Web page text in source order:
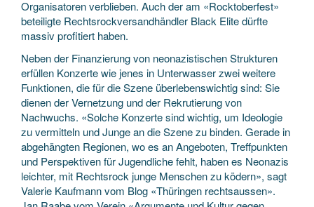
Organisatoren verblieben. Auch der am «Rocktoberfest»
beteiligte Rechtsrockversandhändler Black Elite dürfte
massiv profitiert haben.
Neben der Finanzierung von neonazistischen Strukturen
erfüllen Konzerte wie jenes in Unterwasser zwei weitere
Funktionen, die für die Szene überlebenswichtig sind: Sie
dienen der Vernetzung und der Rekrutierung von
Nachwuchs. «Solche Konzerte sind wichtig, um Ideologie
zu vermitteln und Junge an die Szene zu binden. Gerade in
abgehängten Regionen, wo es an Angeboten, Treffpunkten
und Perspektiven für Jugendliche fehlt, haben es Neonazis
leichter, mit Rechtsrock junge Menschen zu ködern», sagt
Valerie Kaufmann vom Blog «Thüringen rechtsaussen».